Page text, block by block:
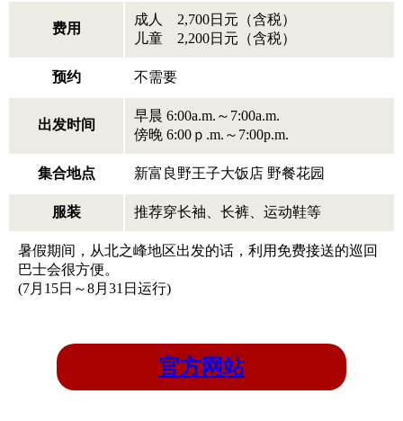
费用
成人 2,700日元（含税）
儿童 2,200日元（含税）
预约 不需要
出发时间
早晨 6:00a.m.～7:00a.m.
傍晚 6:00ｐ.m.～7:00p.m.
集合地点 新富良野王子大饭店 野餐花园
服装 推荐穿长袖、长裤、运动鞋等
暑假期间，从北之峰地区出发的话，利用免费接送的巡回
巴士会很方便。
(7月15日～8月31日运行)
官方网站